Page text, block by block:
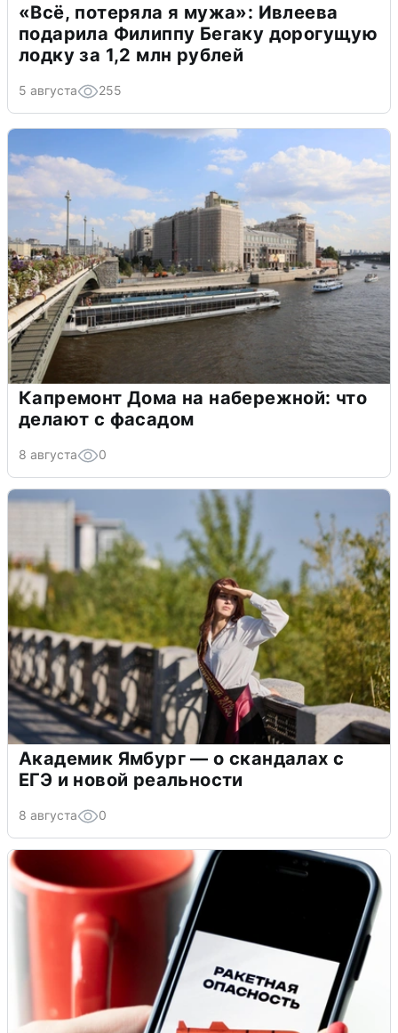
«Всё, потеряла я мужа»: Ивлеева
подарила Филиппу Бегаку дорогущую
лодку за 1,2 млн рублей
5 августа 255
Капремонт Дома на набережной: что
делают с фасадом
8 августа 0
Академик Ямбург — о скандалах с
ЕГЭ и новой реальности
8 августа 0